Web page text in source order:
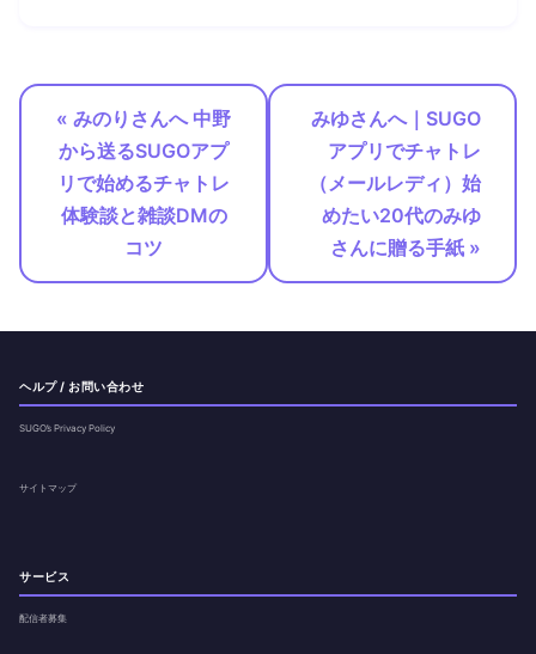
« みのりさんへ 中野
から送るSUGOアプ
リで始めるチャトレ
体験談と雑談DMの
コツ
みゆさんへ｜SUGO
アプリでチャトレ
（メールレディ）始
めたい20代のみゆ
さんに贈る手紙 »
ヘルプ / お問い合わせ
SUGO’s Privacy Policy
サイトマップ
サービス
配信者募集